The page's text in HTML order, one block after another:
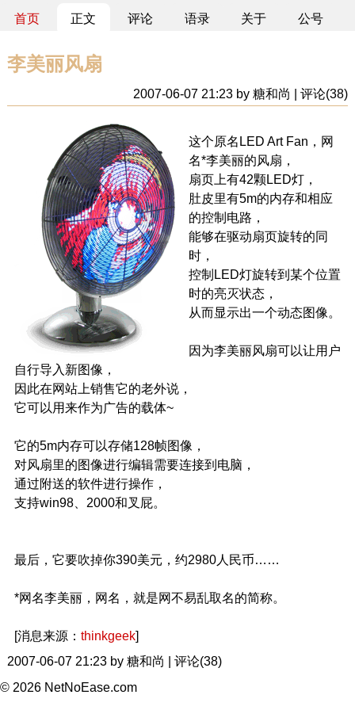
首页 正文 评论 语录 关于 公号
李美丽风扇
2007-06-07 21:23 by 糖和尚 | 评论(38)
这个原名LED Art Fan，网
名*李美丽的风扇，
扇页上有42颗LED灯，
肚皮里有5m的内存和相应
的控制电路，
能够在驱动扇页旋转的同
时，
控制LED灯旋转到某个位置
时的亮灭状态，
从而显示出一个动态图像。
因为李美丽风扇可以让用户
自行导入新图像，
因此在网站上销售它的老外说，
它可以用来作为广告的载体~
它的5m内存可以存储128帧图像，
对风扇里的图像进行编辑需要连接到电脑，
通过附送的软件进行操作，
支持win98、2000和叉屁。
最后，它要吹掉你390美元，约2980人民币……
*网名李美丽，网名，就是网不易乱取名的简称。
[消息来源： thinkgeek]
2007-06-07 21:23 by 糖和尚 | 评论(38)
© 2026 NetNoEase.com